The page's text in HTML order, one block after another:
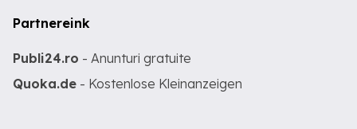
Partnereink
Publi24.ro - Anunturi gratuite
Quoka.de - Kostenlose Kleinanzeigen